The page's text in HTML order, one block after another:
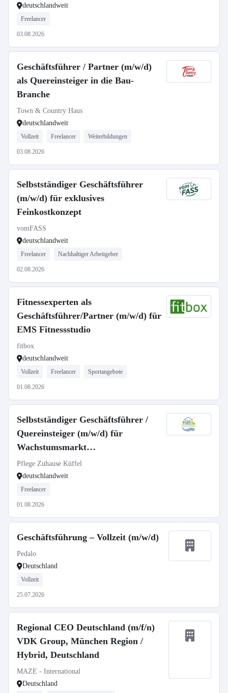
deutschlandweit
Freelancer
03.08.2026
Geschäftsführer / Partner (m/w/d)
als Quereinsteiger in die Bau-
Branche
Town & Country Haus
deutschlandweit
Vollzeit Freelancer Weiterbildungen
03.08.2026
Selbstständiger Geschäftsführer
(m/w/d) für exklusives
Feinkostkonzept
vomFASS
deutschlandweit
Freelancer Nachhaltiger Arbeitgeber
02.08.2026
Fitnessexperten als
Geschäftsführer/Partner (m/w/d) für
EMS Fitnessstudio
fitbox
deutschlandweit
Vollzeit Freelancer Sportangebote
01.08.2026
Selbstständiger Geschäftsführer /
Quereinsteiger (m/w/d) für
Wachstumsmarkt
Seniorenbetreuung
Pflege Zuhause Küffel
deutschlandweit
Freelancer
01.08.2026
Geschäftsführung – Vollzeit (m/w/d)
Pedalo
Deutschland
Vollzeit
25.07.2026
Regional CEO Deutschland (m/f/n)
VDK Group, München Region /
Hybrid, Deutschland
MAZE - International
Deutschland